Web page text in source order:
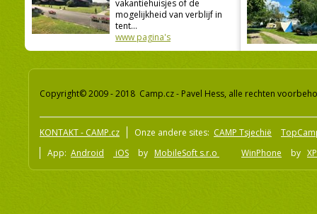
vakantiehuisjes of de
mogelijkheid van verblijf in
tent...
www pagina's
Copyright© 2009 - 2018 Camp.cz - Pavel Hess, alle rechten
KONTAKT - CAMP.cz Onze andere sites: CAMP Tsjechië
App: Android iOS by MobileSoft s.r.o WinPhone by